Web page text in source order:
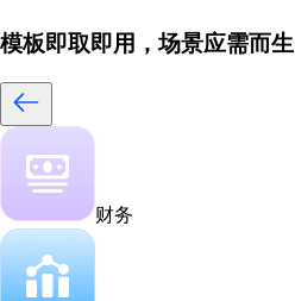
模板即取即用，场景应需而生
财务